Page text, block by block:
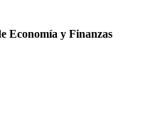
Economía y Finanzas